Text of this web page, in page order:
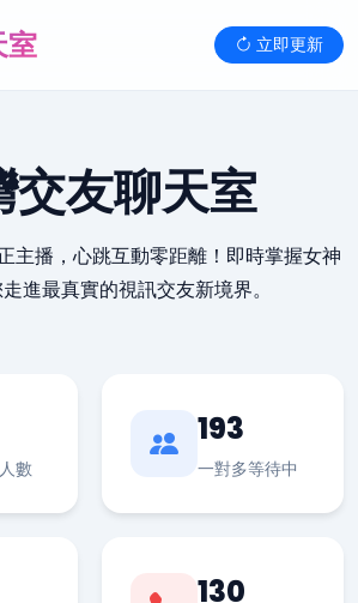
室 立即更新
交友聊天室
主播，心跳互動零距離！即時掌握女神
進最真實的視訊交友新境界。
數
193
一對多等待中
130